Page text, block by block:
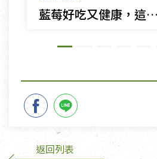
藍莓好吃又健康，這樣處理才能保存完整風味與營養！
返回列表